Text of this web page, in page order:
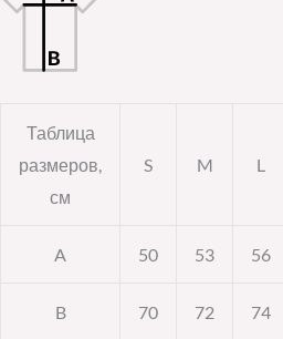
Таблица
размеров,
см
S M L
A 50 53 56
B 70 72 74